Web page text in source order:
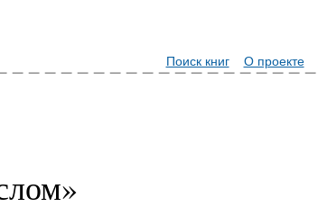
Поиск книг О проекте